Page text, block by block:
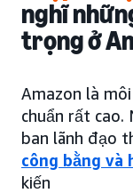
nghĩ
trọng ở
Amazon là
chuẩn rất cao.
ban lãnh đạo
công bằng và
kiến